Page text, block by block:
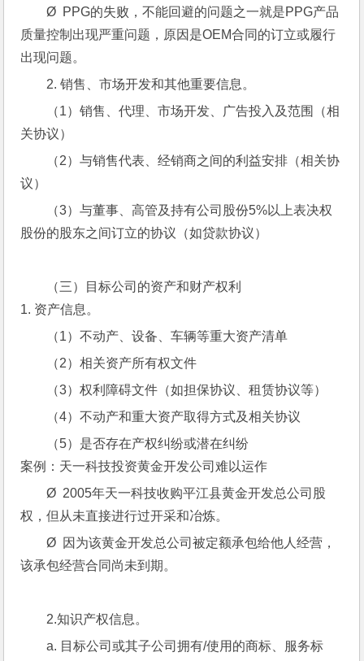
Ø  PPG的失败，不能回避的问题之一就是PPG产品
质量控制出现严重问题，原因是OEM合同的订立或履行
出现问题。
2. 销售、市场开发和其他重要信息。
（1）销售、代理、市场开发、广告投入及范围（相
关协议）
（2）与销售代表、经销商之间的利益安排（相关协
议）
（3）与董事、高管及持有公司股份5%以上表决权
股份的股东之间订立的协议（如贷款协议）
（三）目标公司的资产和财产权利
1. 资产信息。
（1）不动产、设备、车辆等重大资产清单
（2）相关资产所有权文件
（3）权利障碍文件（如担保协议、租赁协议等）
（4）不动产和重大资产取得方式及相关协议
（5）是否存在产权纠纷或潜在纠纷
案例：天一科技投资黄金开发公司难以运作
Ø  2005年天一科技收购平江县黄金开发总公司股
权，但从未直接进行过开采和冶炼。
Ø  因为该黄金开发总公司被定额承包给他人经营，
该承包经营合同尚未到期。
2.知识产权信息。
a. 目标公司或其子公司拥有/使用的商标、服务标